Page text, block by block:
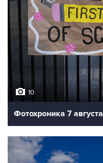
10
Фотохроника 7 августа